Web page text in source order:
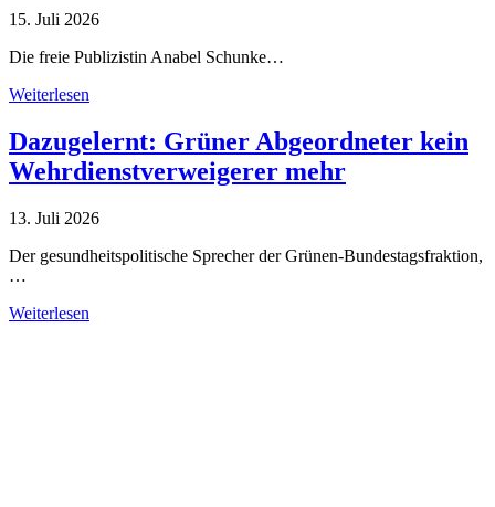
15. Juli 2026
Die freie Publizistin Anabel Schunke…
Weiterlesen
Dazugelernt: Grüner Abgeordneter kein
Wehrdienstverweigerer mehr
13. Juli 2026
Der gesundheitspolitische Sprecher der Grünen-Bundestagsfraktion,
…
Weiterlesen